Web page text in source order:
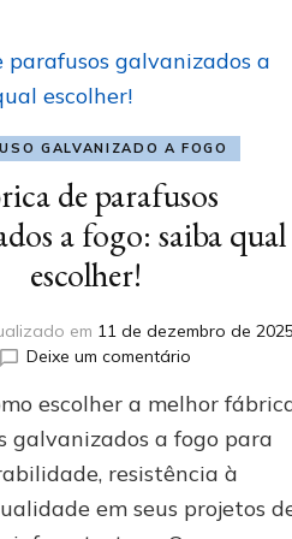
GALVANIZADO A FOGO
de parafusos
a fogo: saiba qual
escolher!
em 11 de dezembro de 2025
Deixe um comentárioem
de
parafusos
galvanizados
a
fogo:
escolher a melhor
galvanizados a fogo para
resistência à
em seus projetos